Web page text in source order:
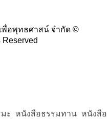
พื่อพุทธศาสน์ จำกัด ©
Reserved
มะ หนังสือธรรมทาน หนังสือ